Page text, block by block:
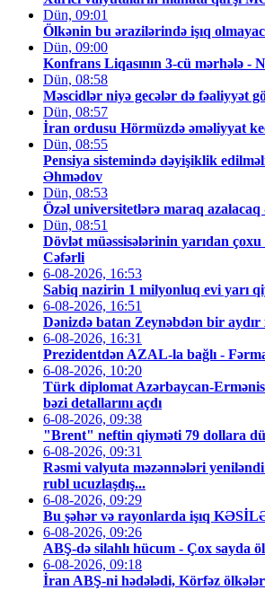
Dün, 09:01
Ölkənin bu ərazilərində işıq
Dün, 09:00
Konfrans Liqasının 3-cü mərhələ
Dün, 08:58
Məscidlər niyə gecələr də fəaliyyət
Dün, 08:57
İran ordusu Hörmüzdə əməliyyat
Dün, 08:55
Pensiya sistemində dəyişiklik
Əhmədov
Dün, 08:53
Özəl universitetlərə maraq
Dün, 08:51
Dövlət müəssisələrinin yarıdan
Cəfərli
6-08-2026, 16:53
Sabiq nazirin 1 milyonluq evi yarı
6-08-2026, 16:51
Dənizdə batan Zeynəbdən bir
6-08-2026, 16:31
Prezidentdən AZAL-la bağlı -
6-08-2026, 10:20
Türk diplomat Azərbaycan-
bəzi detallarını açdı
6-08-2026, 09:38
"Brent" neftin qiyməti 79 dollara
6-08-2026, 09:31
Rəsmi valyuta məzənnələri
rubl ucuzlaşdış...
6-08-2026, 09:29
Bu şəhər və rayonlarda işıq
6-08-2026, 09:26
ABŞ-də silahlı hücum - Çox sayda
6-08-2026, 09:18
İran ABŞ-ni hədələdi, Körfəz